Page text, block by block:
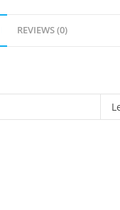
quantity
REVIEWS (0)